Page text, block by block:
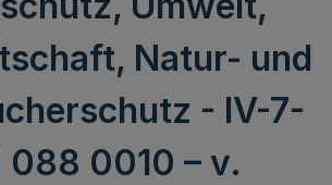
Natur- und
- IV-7-
088 0010 – v.